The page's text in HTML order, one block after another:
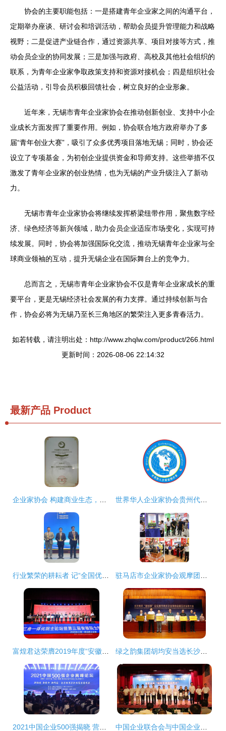
协会的主要职能包括：一是搭建青年企业家之间的沟通平台，
定期举办座谈、研讨会和培训活动，帮助会员提升管理能力和战略
视野；二是促进产业链合作，通过资源共享、项目对接等方式，推
动会员企业的协同发展；三是加强与政府、高校及其他社会组织的
联系，为青年企业家争取政策支持和资源对接机会；四是组织社会
公益活动，引导会员积极回馈社会，树立良好的企业形象。
近年来，无锡市青年企业家协会在推动创新创业、支持中小企
业成长方面发挥了重要作用。例如，协会联合地方政府举办了多
届“青年创业大赛”，吸引了众多优秀项目落地无锡；同时，协会还
设立了专项基金，为初创企业提供资金和导师支持。这些举措不仅
激发了青年企业家的创业热情，也为无锡的产业升级注入了新动
力。
无锡市青年企业家协会将继续发挥桥梁纽带作用，聚焦数字经
济、绿色经济等新兴领域，助力会员企业适应市场变化，实现可持
续发展。同时，协会将加强国际化交流，推动无锡青年企业家与全
球商业领袖的互动，提升无锡企业在国际舞台上的竞争力。
总而言之，无锡市青年企业家协会不仅是青年企业家成长的重
要平台，更是无锡经济社会发展的有力支撑。通过持续创新与合
作，协会必将为无锡乃至长三角地区的繁荣注入更多青春活力。
如若转载，请注明出处：http://www.zhqlw.com/product/266.html
更新时间：2026-08-06 22:14:32
最新产品 Product